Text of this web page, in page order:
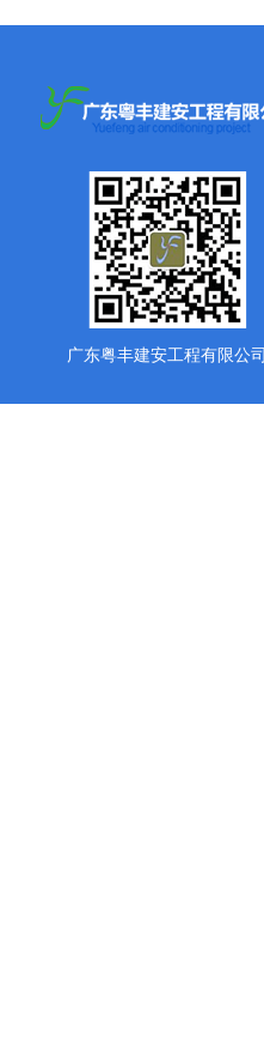
广东粤丰建安工程有限公司